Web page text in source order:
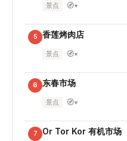
景点 🧭▾
5 香莲烤肉店
景点 🧭▾
6 东春市场
景点 🧭▾
7 Or Tor Kor 有机市场